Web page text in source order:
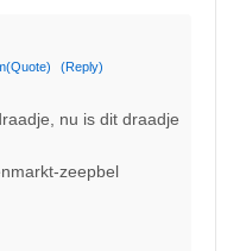
(Quote) (Reply)
nu is dit draadje
zeepbel